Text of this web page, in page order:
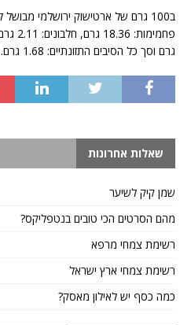
גרם וסך כל הסיבים התזונתיים: 1.68 גרם.
שאלות אחרונות
שמן קיק לשיער
מהם הסרטים הכי טובים בנטפליקס?
רשימת צמחי מרפא
רשימת צמחי ארץ ישראל
כמה כסף יש לאילון מאסק?